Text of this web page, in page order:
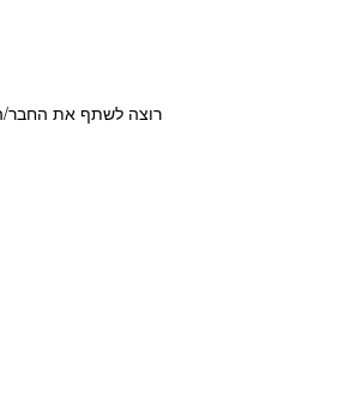
רוצה לשתף את החבר/